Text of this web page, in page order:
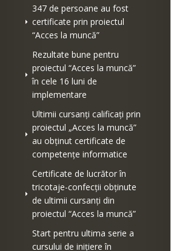
347 de persoane au fost
certificate prin proiectul
“Acces la muncă”
Rezultate bune pentru
proiectul “Acces la muncă”
în cele 16 luni de
implementare
Ultimii cursanți calificați prin
proiectul „Acces la muncă”
au obținut certificate de
competențe informatice
Certificate de lucrător în
tricotaje-confecții obținute
de ultimii cursanți din
proiectul “Acces la muncă”
Start pentru ultima serie a
cursului de inițiere în